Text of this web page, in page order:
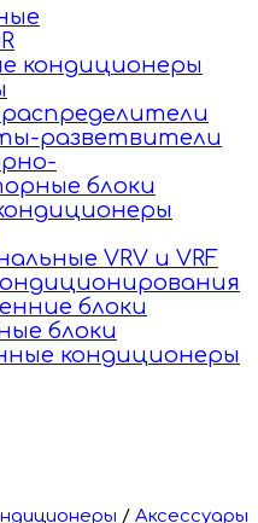
кондиционеры
разветвители
блоки
VRV и VRF
блоки
блоки
кондиционеры
/ Аксессуары